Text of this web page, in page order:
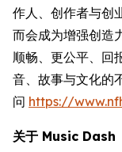
作人、创作者与创
而会成为增强创造
顺畅、更公平、
音、故事与文化的
问 https://
关于 Music Dash